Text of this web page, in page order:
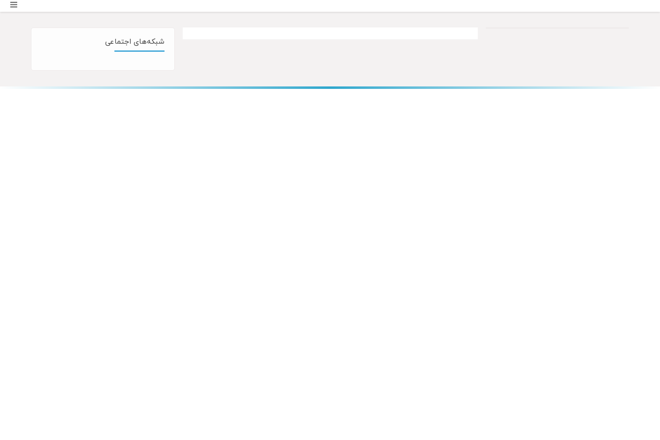
شبکه‌های اجتماعی